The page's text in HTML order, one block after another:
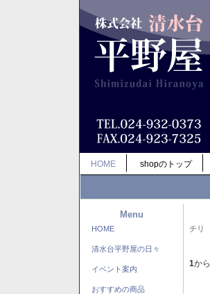
HOME shopのトップ
Menu
HOME
清水台平野屋の日々
イベント案内
おすすめの商品
チリ
1から